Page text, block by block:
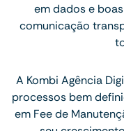
em dados e
comunicação
A Kombi Agência
processos bem
em Fee de